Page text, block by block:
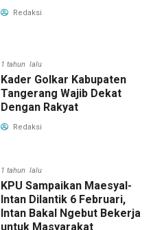
Redaksi
1 tahun lalu
Kader Golkar Kabupaten
Tangerang Wajib Dekat
Dengan Rakyat
Redaksi
1 tahun lalu
KPU Sampaikan Maesyal-
Intan Dilantik 6 Februari,
Intan Bakal Ngebut Bekerja
untuk Masyarakat